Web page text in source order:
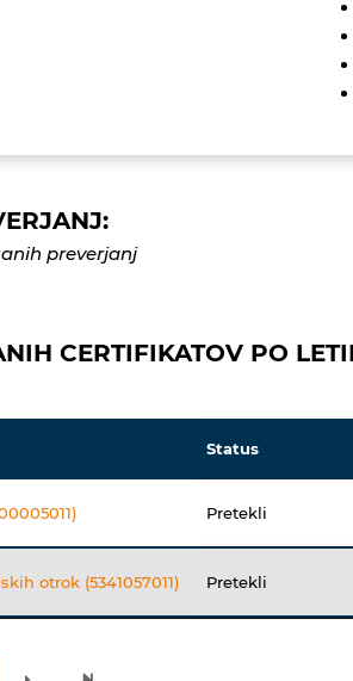
preverjanj
CERTIFIKATOV PO
Status
Pretekli
otrok (5341057011) Pretekli